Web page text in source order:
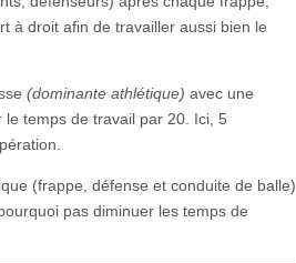
à droit afin de travailler aussi bien le
(dominante athlétique) avec une
temps de travail par 20. Ici, 5
(frappe, défense et conduite de balle)
pas diminuer les temps de